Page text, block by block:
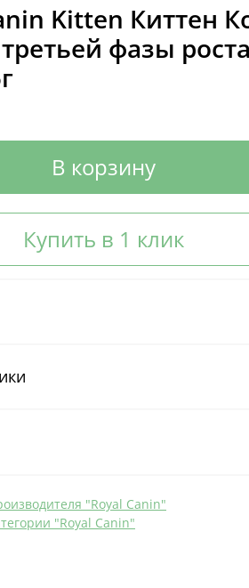
Kitten Киттен
фазы
В корзину
Купить в 1 клик
"Royal Canin"
"Royal Canin"